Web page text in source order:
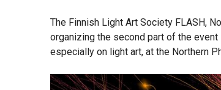
The Finnish Light Art Society FLASH,
organizing the second part of the
especially on light art, at the Northern